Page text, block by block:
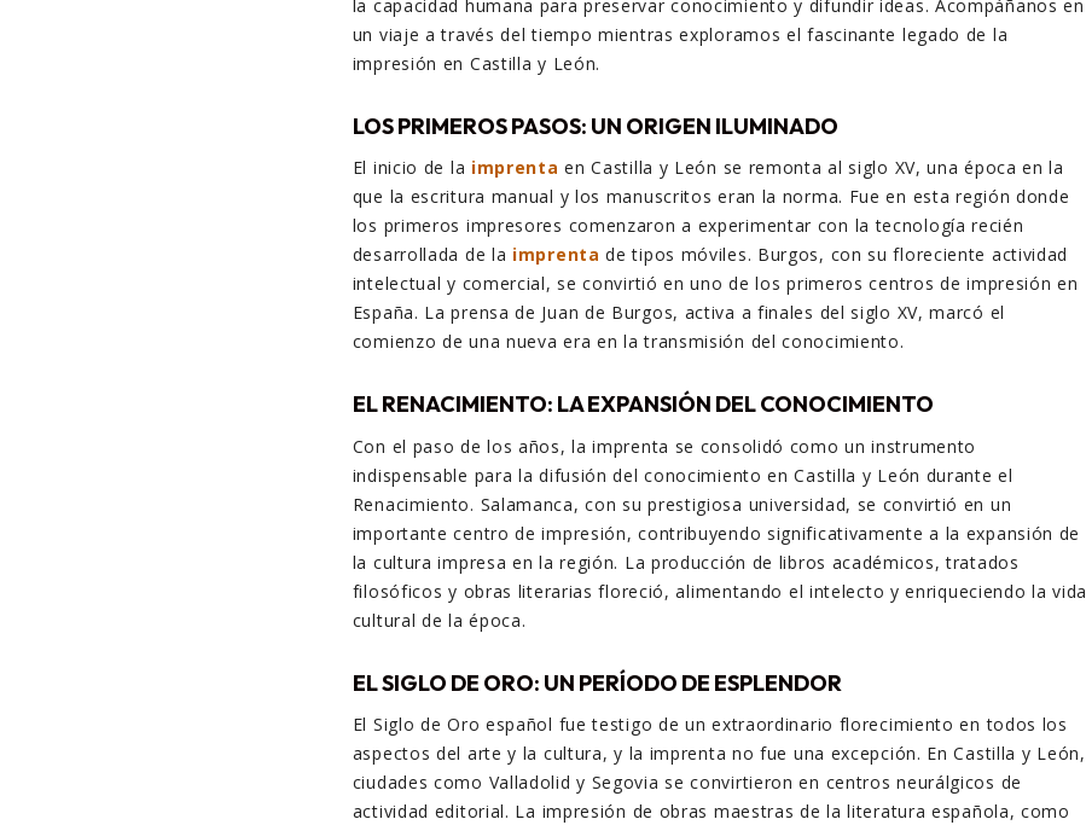
la capacidad humana para preservar conocimiento y difundir ideas. Acompáñanos en
un viaje a través del tiempo mientras exploramos el fascinante legado de la
impresión en Castilla y León.
LOS PRIMEROS PASOS: UN ORIGEN ILUMINADO
El inicio de la imprenta en Castilla y León se remonta al siglo XV, una época en la
que la escritura manual y los manuscritos eran la norma. Fue en esta región donde
los primeros impresores comenzaron a experimentar con la tecnología recién
desarrollada de la imprenta de tipos móviles. Burgos, con su floreciente actividad
intelectual y comercial, se convirtió en uno de los primeros centros de impresión en
España. La prensa de Juan de Burgos, activa a finales del siglo XV, marcó el
comienzo de una nueva era en la transmisión del conocimiento.
EL RENACIMIENTO: LA EXPANSIÓN DEL CONOCIMIENTO
Con el paso de los años, la imprenta se consolidó como un instrumento
indispensable para la difusión del conocimiento en Castilla y León durante el
Renacimiento. Salamanca, con su prestigiosa universidad, se convirtió en un
importante centro de impresión, contribuyendo significativamente a la expansión de
la cultura impresa en la región. La producción de libros académicos, tratados
filosóficos y obras literarias floreció, alimentando el intelecto y enriqueciendo la vida
cultural de la época.
EL SIGLO DE ORO: UN PERÍODO DE ESPLENDOR
El Siglo de Oro español fue testigo de un extraordinario florecimiento en todos los
aspectos del arte y la cultura, y la imprenta no fue una excepción. En Castilla y León,
ciudades como Valladolid y Segovia se convirtieron en centros neurálgicos de
actividad editorial. La impresión de obras maestras de la literatura española, como